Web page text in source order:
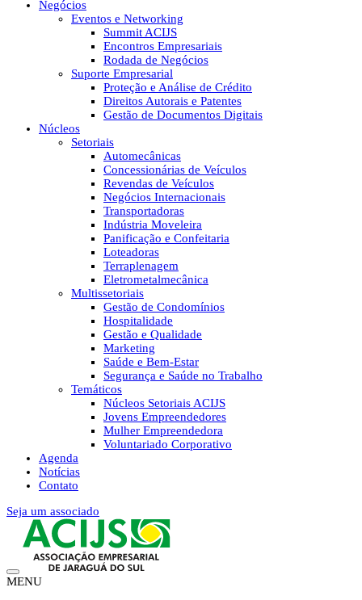
Negócios
Eventos e Networking
Summit ACIJS
Encontros Empresariais
Rodada de Negócios
Suporte Empresarial
Proteção e Análise de Crédito
Direitos Autorais e Patentes
Gestão de Documentos Digitais
Núcleos
Setoriais
Automecânicas
Concessionárias de Veículos
Revendas de Veículos
Negócios Internacionais
Transportadoras
Indústria Moveleira
Panificação e Confeitaria
Loteadoras
Terraplenagem
Eletrometalmecânica
Multissetoriais
Gestão de Condomínios
Hospitalidade
Gestão e Qualidade
Marketing
Saúde e Bem-Estar
Segurança e Saúde no Trabalho
Temáticos
Núcleos Setoriais ACIJS
Jovens Empreendedores
Mulher Empreendedora
Voluntariado Corporativo
Agenda
Notícias
Contato
Seja um associado
MENU